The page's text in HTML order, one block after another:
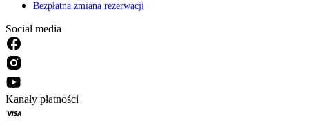
Bezpłatna zmiana rezerwacji
Social media
Kanały płatności